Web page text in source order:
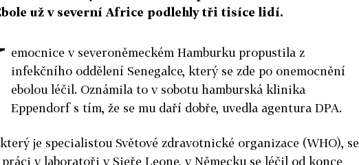
už v severní Africe podlehly tři tisíce lidí.
emocnice v severoněmeckém Hamburku propustila z
infekčního oddělení Senegalce, který se zde po onemocnění
ebolou léčil. Oznámila to v sobotu hamburská klinika
Eppendorf s tím, že se mu daří dobře, uvedla agentura DPA.
který je specialistou Světové zdravotnické organizace (WHO), se
v laboratoři v Sieře Leone, v Německu se léčil od konce